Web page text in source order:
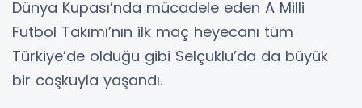
Dünya Kupası’nda mücadele eden A Milli
Futbol Takımı’nın ilk maç heyecanı tüm
Türkiye’de olduğu gibi Selçuklu’da da büyük
bir coşkuyla yaşandı.